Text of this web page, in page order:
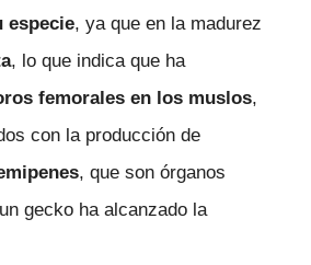
especie, ya que en la madurez
, lo que indica que ha
femorales en los muslos,
con la producción de
, que son órganos
gecko ha alcanzado la